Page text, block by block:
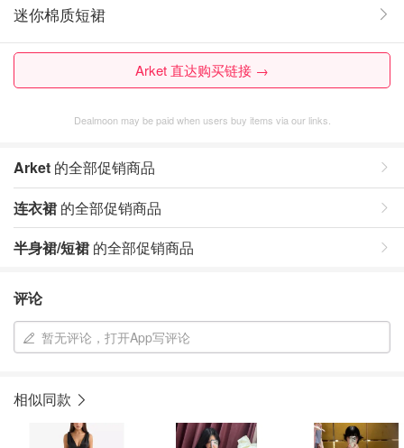
迷你棉质短裙
Arket 直达购买链接 →
Dealmoon may be paid when users buy items via our links.
Arket 的全部促销商品
连衣裙 的全部促销商品
半身裙/短裙 的全部促销商品
评论
暂无评论，打开App写评论
相似同款